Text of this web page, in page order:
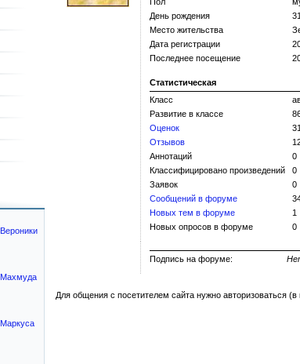
День рождения
Место жительства
Дата регистрации
Последнее посещение
Статистическая
Класс
Развитие в классе
Оценок
Отзывов
Аннотаций
0
Классифицировано произведений
0
Заявок
0
Сообщений в форуме
Новых тем в форуме
1
Новых опросов в форуме
0
Подпись на форуме:
Для общения с посетителем сайта нужно авторизоваться
Вероники
Махмуда
Маркуса